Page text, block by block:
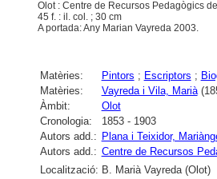
Olot : Centre de Recursos Pedagògics
45 f. : il. col. ; 30 cm
A portada: Any Marian Vayreda 2003.
Matèries: Pintors ; Escriptors ;
Matèries:
Vayreda i Vila, Marià
Àmbit:
Olot
Cronologia:
1853 - 1903
Autors add.: Plana i Teixidor,
Autors add.: Centre de Recursos
Localització: B. Marià Vayreda (Olot)